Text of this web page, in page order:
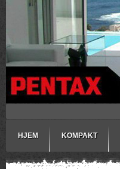
HJEM KOMPAKT